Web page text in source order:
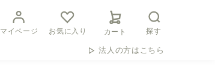
マイページ お気に入り カート 探す
法人の方はこちら